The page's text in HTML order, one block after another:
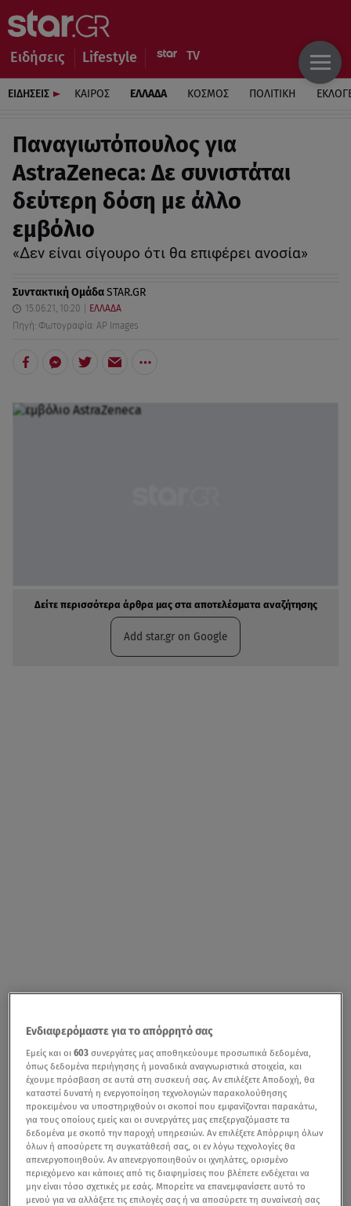
Ειδήσεις Lifestyle
ΕΙΔΗΣΕΙΣ ΚΑΙΡΟΣ ΕΛΛΑΔΑ ΚΟΣΜΟΣ ΠΟΛΙΤΙΚΗ
Παναγιωτόπουλος για
AstraZeneca: Δε συνιστάται
δεύτερη δόση με άλλο
εμβόλιο
«Δεν είναι σίγουρο ότι θα επιφέρει ανοσία»
Συντακτική ΟμάδαSTAR.GR
15.06.21, 10:20
ΕΛΛΑΔΑ
Πηγή: Φωτογραφία: AP Images
Δείτε περισσότερα άρθρα μας στα αποτελέσματα αναζήτησης
Add star.gr on Google
Ενδιαφερόμαστε για το απόρρητό σας
Εμείς και οι603 συνεργάτες μας αποθηκεύουμε προσωπικά δεδομένα,
όπως δεδομένα περιήγησης ή μοναδικά αναγνωριστικά στοιχεία, και
έχουμε πρόσβαση σε αυτά στη συσκευή σας. Αν επιλέξετε Αποδοχή, θα
καταστεί δυνατή η ενεργοποίηση τεχνολογιών παρακολούθησης
προκειμένου να υποστηριχθούν οι σκοποί που εμφανίζονται παρακάτω,
για τους οποίους εμείς και οι συνεργάτες μας επεξεργαζόμαστε τα
δεδομένα με σκοπό την παροχή υπηρεσιών. Αν επιλέξετε Απόρριψη όλων
όλων ή αποσύρετε τη συγκατάθεσή σας, οι εν λόγω τεχνολογίες θα
απενεργοποιηθούν. Αν απενεργοποιηθούν οι ιχνηλάτες, ορισμένο
περιεχόμενο και κάποιες από τις διαφημίσεις που βλέπετε ενδέχεται να
μην είναι τόσο σχετικές με εσάς. Μπορείτε να επανεμφανίσετε αυτό το
μενού για να αλλάξετε τις επιλογές σας ή να αποσύρετε τη συναίνεσή σας